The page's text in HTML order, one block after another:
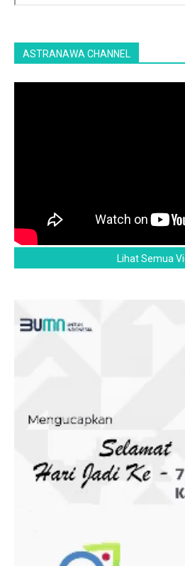
ASTRANAWA CHANNEL
Lihat Semua